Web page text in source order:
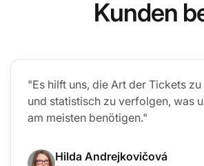
Kunden
"Es hilft uns, die Art der Tickets
und statistisch zu verfolgen, was
am meisten benötigen."
Hilda Andrejkovičová